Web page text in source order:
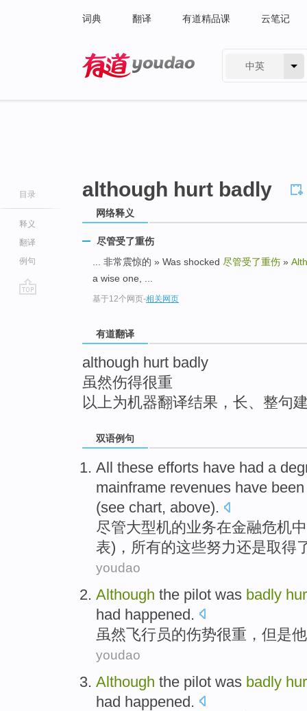
词典 翻译 有道精品课 云笔记
中英
目录
释义
翻译
例句
although hurt badly
网络释义
尽管受了重伤
... 非常震惊的 » Was shocked 尽管受了重伤 »
a wise one, ...
基于12个网页-相关网页
有道翻译
although hurt badly
虽然伤得很重
以上为机器翻译结果，长、整句
双语例句
All these efforts have had a
mainframe revenues have been
(see chart, above).
尽管大型机的业务在金融危机中
表)， 所有的这些努力还是取得
youdao
Although the pilot was badly
had happened.
虽然飞行员的伤势很重，但是他
youdao
Although the pilot was badly
had happened.